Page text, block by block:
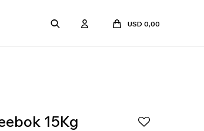
USD 0,00
15Kg